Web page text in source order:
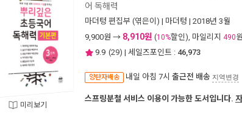
미리보기
어 독해력
마더텅 편집부 (엮은이) | 마더텅 | 2018년 3월
9,900원 → 8,910원 (10%할인), 마일리지 490원
9.9 (29) | 세일즈포인트 : 46,973
양탄자배송 내일 아침 7시 출근전 배송 지역변경
스프링분철 서비스 이용이 가능한 도서입니다.